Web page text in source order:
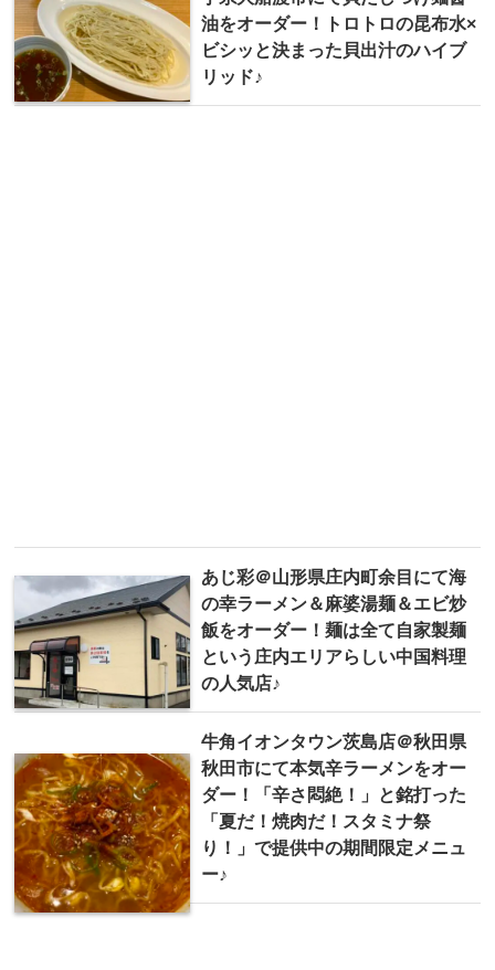
油をオーダー！トロトロの昆布水×
ビシッと決まった貝出汁のハイブ
リッド♪
あじ彩＠山形県庄内町余目にて海
の幸ラーメン＆麻婆湯麺＆エビ炒
飯をオーダー！麺は全て自家製麺
という庄内エリアらしい中国料理
の人気店♪
牛角イオンタウン茨島店＠秋田県
秋田市にて本気辛ラーメンをオー
ダー！「辛さ悶絶！」と銘打った
「夏だ！焼肉だ！スタミナ祭
り！」で提供中の期間限定メニュ
ー♪